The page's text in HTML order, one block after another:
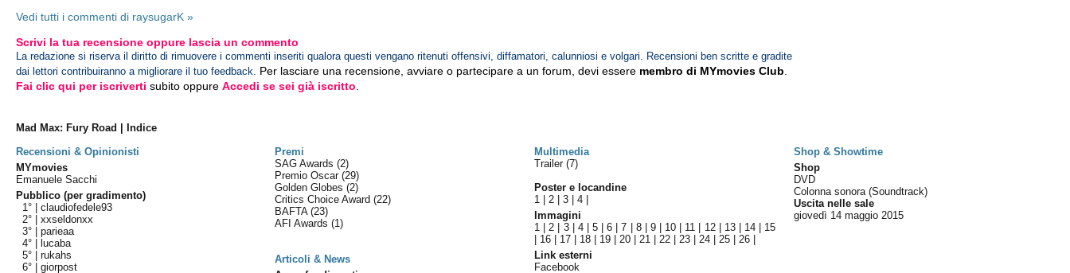
Vedi tutti i commenti di raysugarK »
Scrivi la tua recensione oppure lascia un commento
La redazione si riserva il diritto di rimuovere i commenti inseriti qualora questi vengano ritenuti offensivi, diffamatori, calunniosi e volgari. Recensioni ben scritte e gradite
dai lettori contribuiranno a migliorare il tuo feedback. Per lasciare una recensione, avviare o partecipare a un forum, devi essere membro di MYmovies Club
Fai clic qui per iscriverti subito oppureAccedi se sei già iscritto
Mad Max: Fury Road | Indice
Recensioni & Opinionisti
Premi Multimedia
Shop & Showtime
MYmovies
Emanuele Sacchi
Pubblico (per gradimento)
1° |claudiofedele93
2° |xxseldonxx
3° |parieaa
4° |
lucaba
5° |rukahs
6° |giorpost
SAG Awards(2)
Premio Oscar(29)
Golden Globes(2)
Critics Choice Award(22)
BAFTA(23)
AFI Awards(1)
Articoli & News
Trailer (7)
Poster e locandine
1 |2 |3 |4
Immagini
1 |2 3| 4|5 |6 |7 8| 9| 10 11 12| 13| 14
15
16 17 18 19 |20 |21 |22 |23 |24 |25 |26
Link esterni
Facebook
Shop
DVD
Colonna sonora (Soundtrack)
Uscita nelle sale
giovedì 14 maggio 2015